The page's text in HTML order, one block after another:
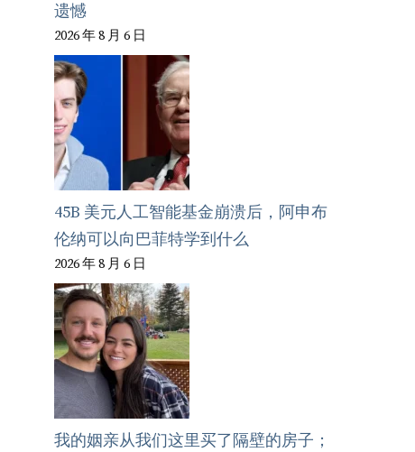
遗憾
2026 年 8 月 6 日
45B 美元人工智能基金崩溃后，阿申布
伦纳可以向巴菲特学到什么
2026 年 8 月 6 日
我的姻亲从我们这里买了隔壁的房子；